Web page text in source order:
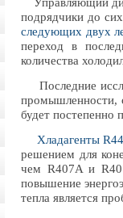
подрядчики до
следующих двух
переход в
количества
Последние
промышленности,
будет постепенно
Хладагенты
решением для
чем R407A и
повышение
тепла является